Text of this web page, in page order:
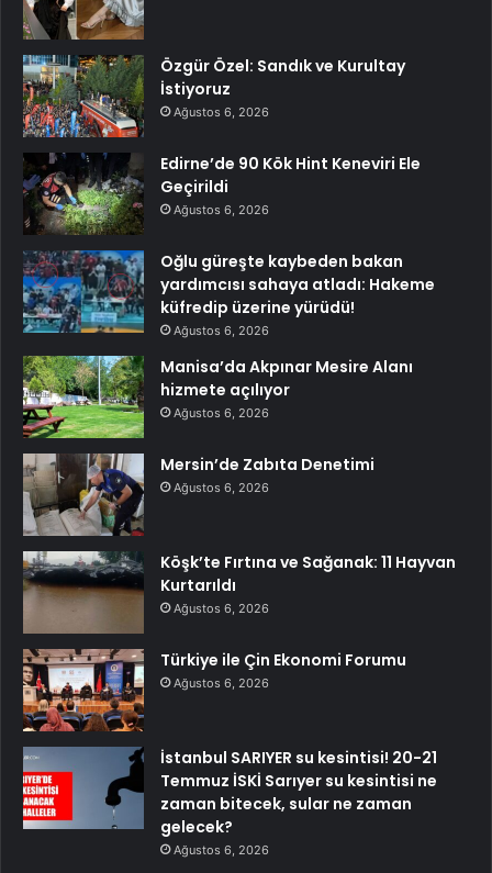
Özgür Özel: Sandık ve Kurultay
İstiyoruz
Ağustos 6, 2026
Edirne’de 90 Kök Hint Keneviri Ele
Geçirildi
Ağustos 6, 2026
Oğlu güreşte kaybeden bakan
yardımcısı sahaya atladı: Hakeme
küfredip üzerine yürüdü!
Ağustos 6, 2026
Manisa’da Akpınar Mesire Alanı
hizmete açılıyor
Ağustos 6, 2026
Mersin’de Zabıta Denetimi
Ağustos 6, 2026
Köşk’te Fırtına ve Sağanak: 11 Hayvan
Kurtarıldı
Ağustos 6, 2026
Türkiye ile Çin Ekonomi Forumu
Ağustos 6, 2026
İstanbul SARIYER su kesintisi! 20-21
Temmuz İSKİ Sarıyer su kesintisi ne
zaman bitecek, sular ne zaman
gelecek?
Ağustos 6, 2026